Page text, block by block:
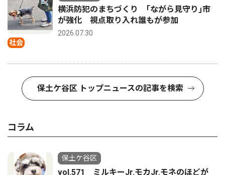
社会
横浜防犯のまちづくり ｢ながら見守り｣市
が強化 視点取り入れ誰もが参加
2026.07.30
保土ケ谷区 トップニュースの記事を検索
コラム
保土ケ谷区
vol.571 ミルキーJr.モカJr.モネのほどが